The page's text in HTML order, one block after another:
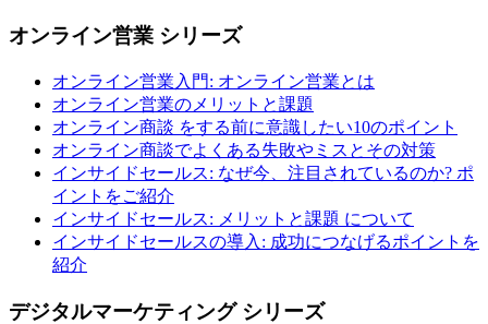
オンライン営業 シリーズ
オンライン営業入門: オンライン営業とは
オンライン営業のメリットと課題
オンライン商談 をする前に意識したい10のポイント
オンライン商談でよくある失敗やミスとその対策
インサイドセールス: なぜ今、注目されているのか? ポ
イントをご紹介
インサイドセールス: メリットと課題 について
インサイドセールスの導入: 成功につなげるポイントを
紹介
デジタルマーケティング シリーズ